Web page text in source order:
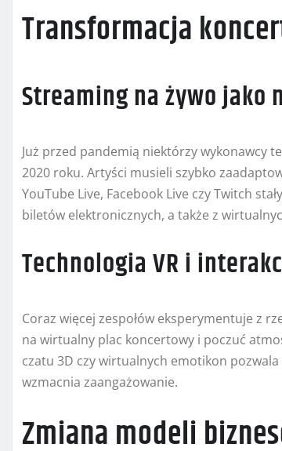
Transformacja
Streaming na żywo jako
Już przed pandemią niektórzy wykonawcy
2020 roku. Artyści musieli szybko
YouTube Live, Facebook Live czy Twitch
biletów elektronicznych, a także z
Technologia VR i
Coraz więcej zespołów eksperymentuje z
na wirtualny plac koncertowy i poczuć
czatu 3D czy wirtualnych emotikon
wzmacnia zaangażowanie.
Zmiana modeli